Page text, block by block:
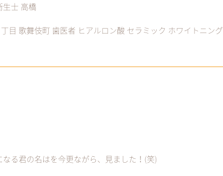
士 高橋
目 歌舞伎町 歯医者 ヒアルロン酸 セラミック ホワイトニング
る君の名はを今更ながら、見ました！(笑)